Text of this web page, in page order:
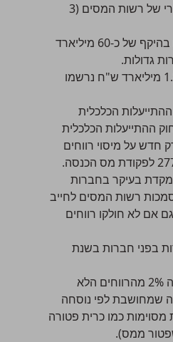
הרבה מעל היעד המקורי של רשות המסים (3
שוחררו רווחים כלואים בהיקף של כ-60 מיליארד
גדולות.
השקעות ייעודיות של 1.8 מיליארד ש"ח נרשמו
נחקק חוק ההתייעלות הכלכלית
פרק חדש על מיסוי רווחים
כלואים, כחלק מתיקון 277 לפקודת מס הכנסה.
בעיקר בחברות
רשות המסים לחייב
אם לא חולקו רווחים
בפני חברות בשנת
תשלום מס שנתי בגובה 2% מהרווחים הלא
שמחושבת לפי נוסחה
כמו כרית פטורה
ממס).